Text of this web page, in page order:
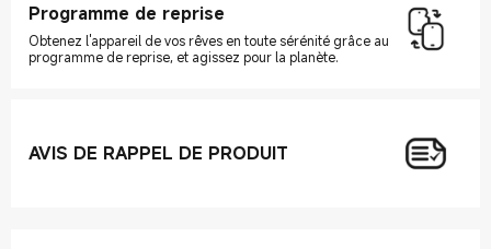
Programme de reprise
Obtenez l'appareil de vos rêves en toute sérénité grâce au
programme de reprise, et agissez pour la planète.
AVIS DE RAPPEL DE PRODUIT